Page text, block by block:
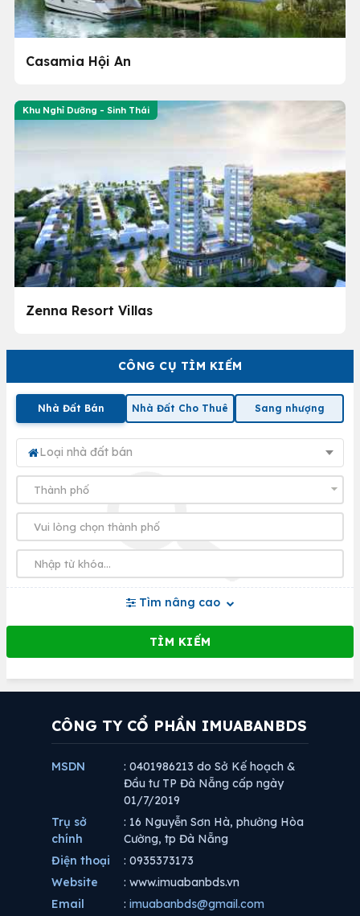
CÔNG CỤ TÌM KIẾM
Nhà Đất Bán Nhà Đất Cho Thuê Sang nhượng
Loại nhà đất bán
Tìm nâng cao
Casamia Hội An
Khu Nghỉ Dưỡng - Sinh Thái
Zenna Resort Villas
CÔNG TY CỔ PHẦN IMUABANBDS
MSDN
: 0401986213 do Sở Kế hoạch &
Đầu tư TP Đà Nẵng cấp ngày
01/7/2019
Trụ sở
chính
: 16 Nguyễn Sơn Hà, phường Hòa
Cường, tp Đà Nẵng
Điện thoại
: 0935373173
Website
: www.imuabanbds.vn
Email
: imuabanbds@gmail.com